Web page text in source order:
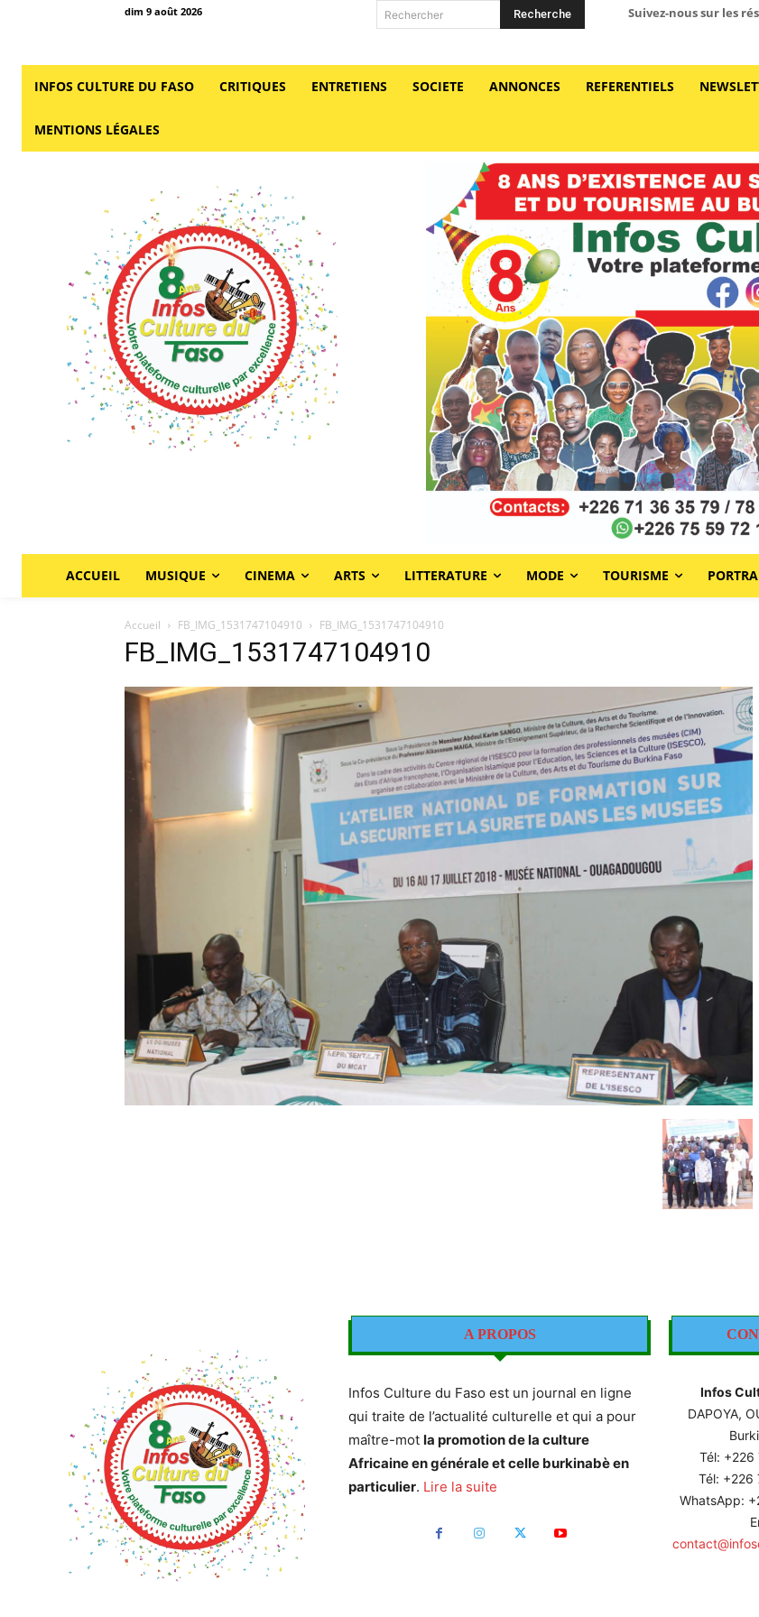
dim 9 août 2026 Rechercher Recherche Suivez-nous sur les
INFOS CULTURE DU FASO CRITIQUES ENTRETIENS SOCIETE ANNONCES REFERENTIELS
MENTIONS LÉGALES
ACCUEIL MUSIQUE CINEMA ARTS LITTERATURE MODE TOURISME
Accueil FB_IMG_1531747104910 FB_IMG_1531747104910
FB_IMG_1531747104910
A PROPOS
Infos Culture du Faso est un journal en ligne
qui traite de l’actualité culturelle et qui a pour
maître-mot la promotion de la culture
Africaine en générale et celle burkinabè en
particulier. Lire la suite
Infos
DAPOYA,
Tél: +226
Tél: +226
WhatsApp: